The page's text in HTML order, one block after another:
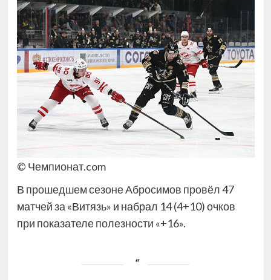
© Чемпионат.com
В прошедшем сезоне Абросимов провёл 47
матчей за «Витязь» и набрал 14 (4+10) очков
при показателе полезности «+16».